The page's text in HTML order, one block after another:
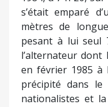
s’était emparé
mètres de
pesant à lui seul
l’alternateur dont
en février 1985 à
précipité dans
nationalistes et la